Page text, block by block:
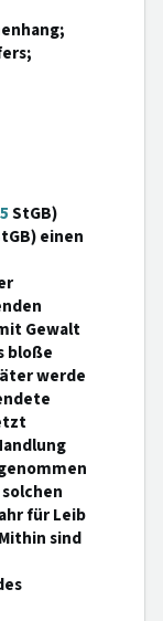
StGB)
einen
Gewalt
bloße
werde
für Leib
sind